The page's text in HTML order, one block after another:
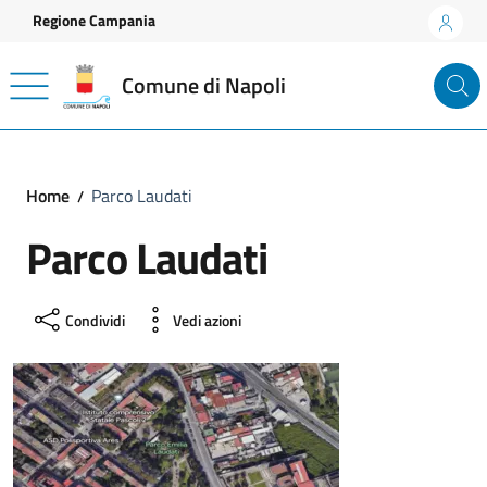
Vai ai contenuti
Vai al footer
Regione Campania
Comune di Napoli
Home Parco Laudati
Parco Laudati
Condividi Vedi azioni